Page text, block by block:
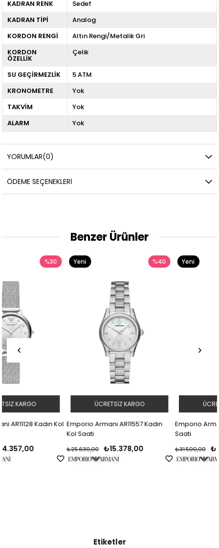
KADRAN RENK
Sedef
KADRAN TİPİ
Analog
KORDON RENGİ
Altın Rengi/Metalik Gri
KORDON
ÖZELLİK
Çelik
SU GEÇİRMEZLİK
5 ATM
KRONOMETRE
Yok
TAKVİM
Yok
ALARM
Yok
YORUMLAR(0)
ÖDEME SEÇENEKLERI
Benzer Ürünler
Emporio Armani AR11557 Kadın
₺15.378,00
₺25.630,00
Emporio Armani AR1683 Kadın
₺22.050,00
₺31.500,00
Etiketler